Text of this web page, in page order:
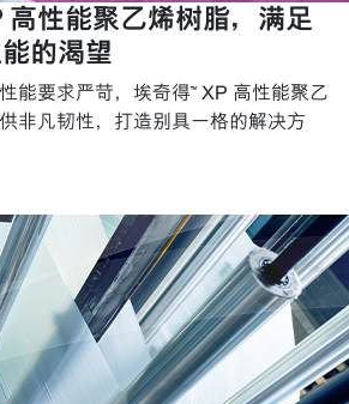
高性能聚乙烯树脂，满足
的渴望
能要求严苛，埃奇得™ XP 高性能聚乙
非凡韧性，打造别具一格的解决方